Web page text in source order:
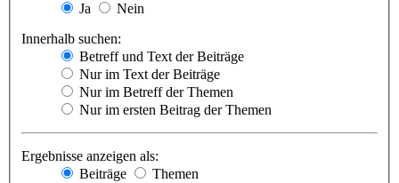
Ja
Nein
Innerhalb suchen:
Betreff und Text der Beiträge
Nur im Text der Beiträge
Nur im Betreff der Themen
Nur im ersten Beitrag der Themen
Ergebnisse anzeigen als:
Beiträge
Themen